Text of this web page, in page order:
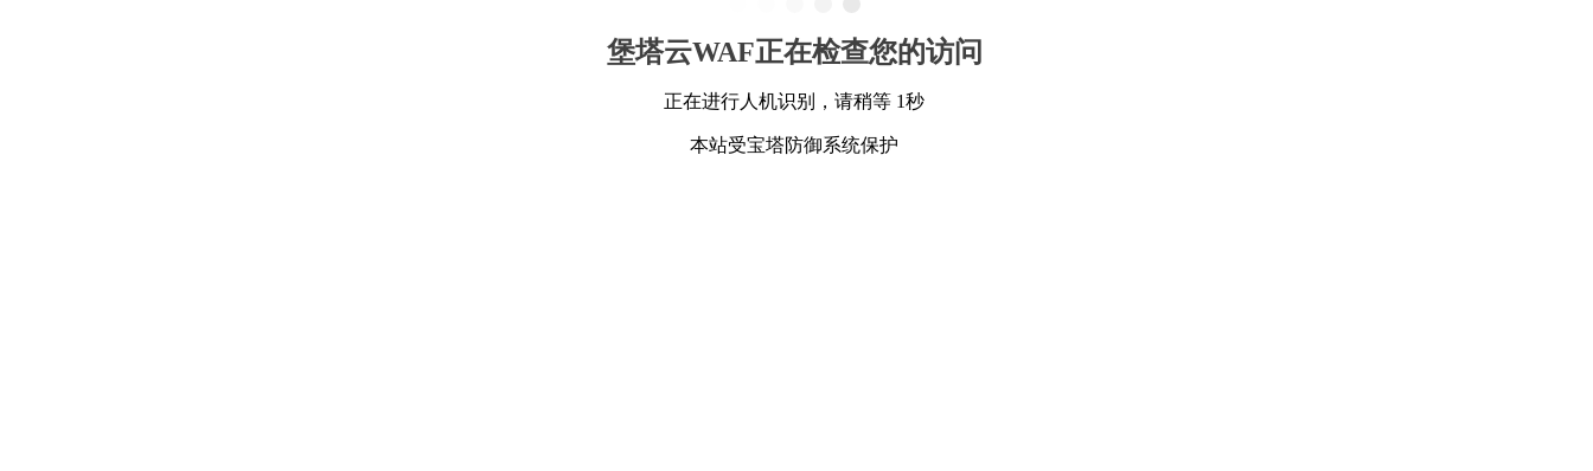
堡塔云WAF正在检查您的访问
正在进行人机识别，请稍等 1秒
本站受宝塔防御系统保护